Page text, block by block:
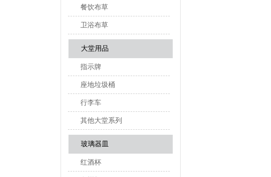
餐饮布草
卫浴布草
大堂用品
指示牌
座地垃圾桶
行李车
其他大堂系列
玻璃器皿
红酒杯